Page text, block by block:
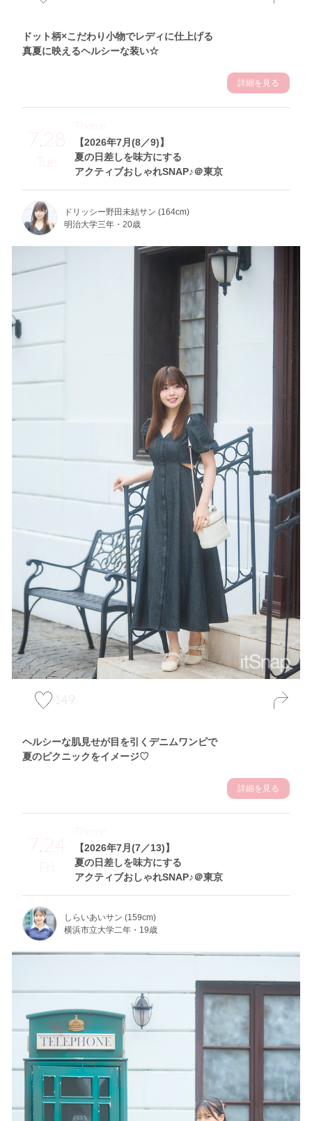
ドット柄×こだわり小物でレディに仕上げる
真夏に映えるヘルシーな装い☆
詳細を見る
7.28
Tue
【2026年7月(8／9)】
夏の日差しを味方にする
アクティブおしゃれSNAP♪＠東京
Theme
ドリッシー野田未結サン (164cm)
明治大学三年・20歳
149
ヘルシーな肌見せが目を引くデニムワンピで
夏のピクニックをイメージ♡
詳細を見る
7.24
Fri
【2026年7月(7／13)】
夏の日差しを味方にする
アクティブおしゃれSNAP♪＠東京
Theme
しらいあいサン (159cm)
横浜市立大学二年・19歳